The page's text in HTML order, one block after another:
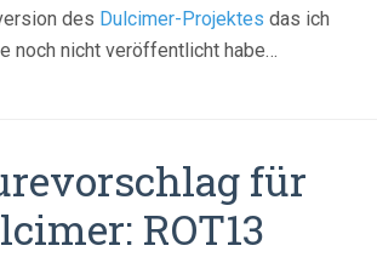
des Dulcimer-Projektes das ich
noch nicht veröffentlicht habe…
für
ROT13